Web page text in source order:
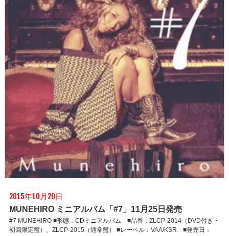
2015年10月20日
MUNEHIRO ミニアルバム「#7」11月25日発売
#7 MUNEHIRO ■形態：CDミニアルバム ■品番：ZLCP-2014（DVD付き・
初回限定盤）、ZLCP-2015（通常盤） ■レーベル：VAA/KSR ■発売日：